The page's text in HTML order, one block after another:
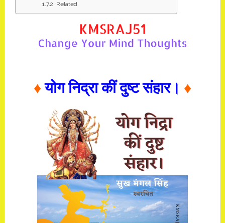
Related
♦योग निद्रा कीं दुष्ट संहार। ♦